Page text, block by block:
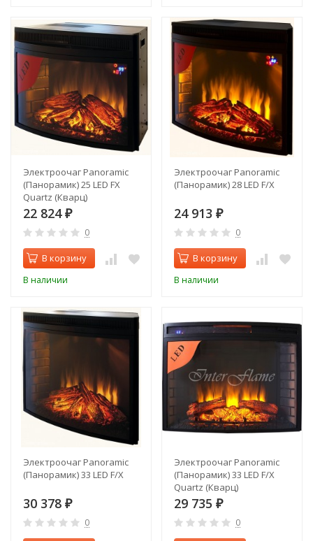
Электроочаг Panoramic
(Панорамик) 25 LED FX
Quartz (Кварц)
22 824 ₽
0
В корзину
В наличии
Электроочаг Panoramic
(Панорамик) 28 LED F/X
24 913 ₽
0
В корзину
В наличии
Электроочаг Panoramic
(Панорамик) 33 LED F/X
30 378 ₽
0
Электроочаг Panoramic
(Панорамик) 33 LED F/X
Quartz (Кварц)
29 735 ₽
0